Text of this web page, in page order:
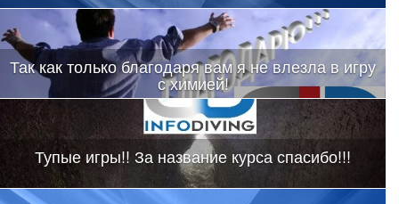
Так как только благодаря вам я не влезла в игру
с химией!
Тупые игры!! За название курса спасибо!!!